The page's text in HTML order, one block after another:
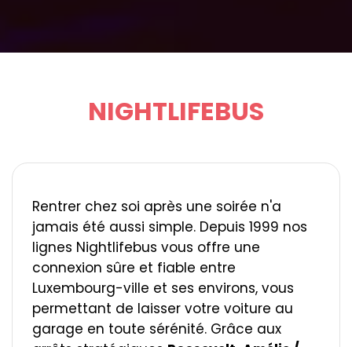
NIGHTLIFEBUS
Rentrer chez soi après une soirée n'a
jamais été aussi simple. Depuis 1999 nos
lignes Nightlifebus vous offre une
connexion sûre et fiable entre
Luxembourg-ville et ses environs, vous
permettant de laisser votre voiture au
garage en toute sérénité. Grâce aux